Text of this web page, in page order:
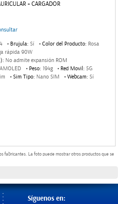
+ CARGADOR
● Brujula: Sí ● Color del Producto: Rosa
rápida 90W
No admite expansión ROM
AMOLED ● Peso: 194g ● Red Movil: 5G
● Sim Tipo: Nano SIM ● Webcam: Sí
fabricantes. La foto puede mostrar otros productos que se
Síguenos en: